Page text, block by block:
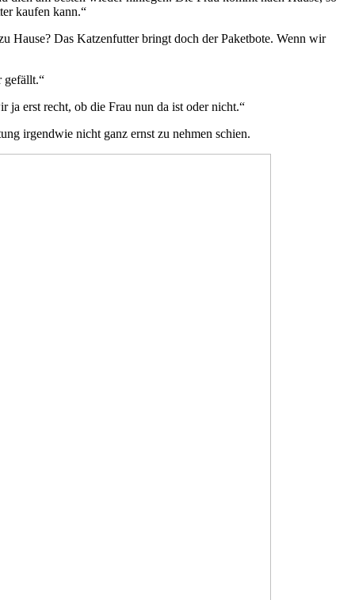
kaufen kann.“
Hause? Das Katzenfutter bringt doch der Paketbote. Wenn wir
gefällt.“
ja erst recht, ob die Frau nun da ist oder nicht.“
irgendwie nicht ganz ernst zu nehmen schien.